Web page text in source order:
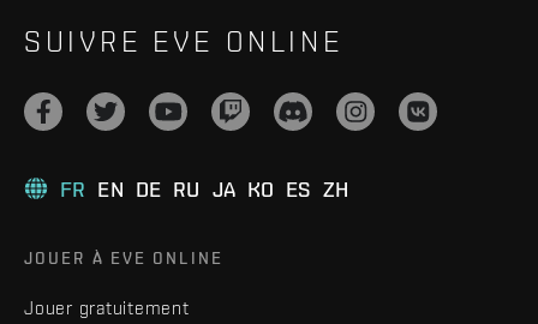
SUIVRE EVE ONLINE
FR EN DE RU JA KO ES ZH
JOUER À EVE ONLINE
Jouer gratuitement